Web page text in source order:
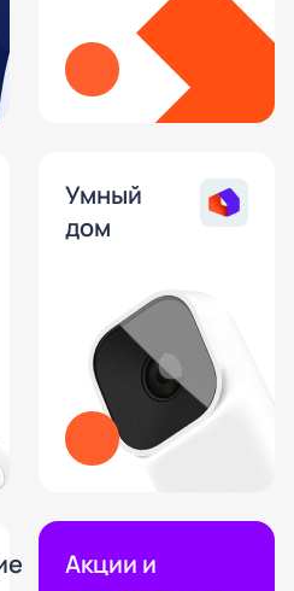
Умный
дом
Акции и